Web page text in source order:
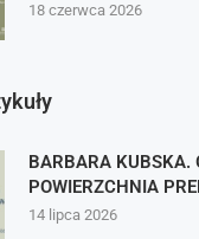
18 czerwca 2026
BARBARA KUBSKA.
POWIERZCHNIA
14 lipca 2026